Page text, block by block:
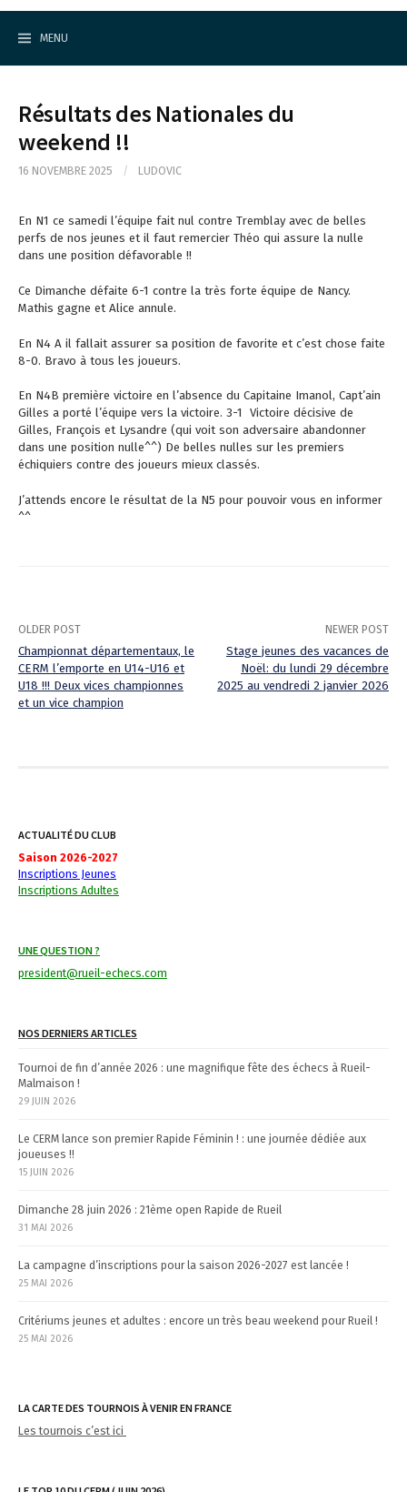
S
MENU
Résultats des Nationales du
weekend !!
16 NOVEMBRE 2025 / LUDOVIC
En N1 ce samedi l’équipe fait nul contre Tremblay avec de belles
perfs de nos jeunes et il faut remercier Théo qui assure la nulle
dans une position défavorable !!
Ce Dimanche défaite 6-1 contre la très forte équipe de Nancy.
Mathis gagne et Alice annule.
En N4 A il fallait assurer sa position de favorite et c’est chose faite
8-0. Bravo à tous les joueurs.
En N4B première victoire en l’absence du Capitaine Imanol, Capt’ain
Gilles a porté l’équipe vers la victoire. 3-1 Victoire décisive de
Gilles, François et Lysandre (qui voit son adversaire abandonner
dans une position nulle^^) De belles nulles sur les premiers
échiquiers contre des joueurs mieux classés.
J’attends encore le résultat de la N5 pour pouvoir vous en informer
^^
P
o
a
v
g
a
i
o
n
OLDER POST
Championnat départementaux, le
CERM l’emporte en U14-U16 et
U18 !!! Deux vices championnes
et un vice champion
NEWER POST
Stage jeunes des vacances de
Noël: du lundi 29 décembre
2025 au vendredi 2 janvier 2026
ACTUALITÉ DU CLUB
Saison 2026-2027
Inscriptions Jeunes
Inscriptions Adultes
UNE QUESTION ?
president@rueil-echecs.com
NOS DERNIERS ARTICLES
Tournoi de fin d’année 2026 : une magnifique fête des échecs à Rueil-
Malmaison !
29 JUIN 2026
Le CERM lance son premier Rapide Féminin ! : une journée dédiée aux
joueuses !!
15 JUIN 2026
Dimanche 28 juin 2026 : 21ème open Rapide de Rueil
31 MAI 2026
La campagne d’inscriptions pour la saison 2026-2027 est lancée !
25 MAI 2026
Critériums jeunes et adultes : encore un très beau weekend pour Rueil !
25 MAI 2026
LA CARTE DES TOURNOIS À VENIR EN FRANCE
Les tournois c’est ici